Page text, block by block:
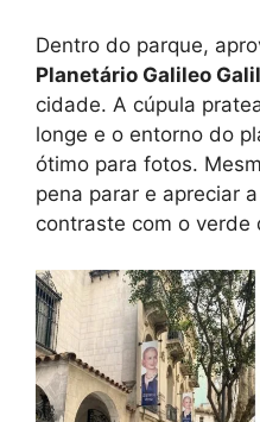
Dentro do parque,
Planetário Galileo
cidade. A cúpula
longe e o entorno do
ótimo para fotos.
pena parar e apreciar
contraste com o verde